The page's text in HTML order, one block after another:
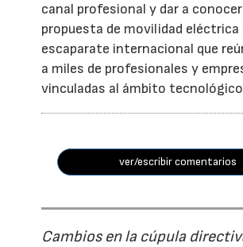
canal profesional y dar a
propuesta de movilidad eléctrica
escaparate internacional que
a miles de profesionales y
vinculadas al ámbito
ver/escribir comentarios
Cambios en la cúpula